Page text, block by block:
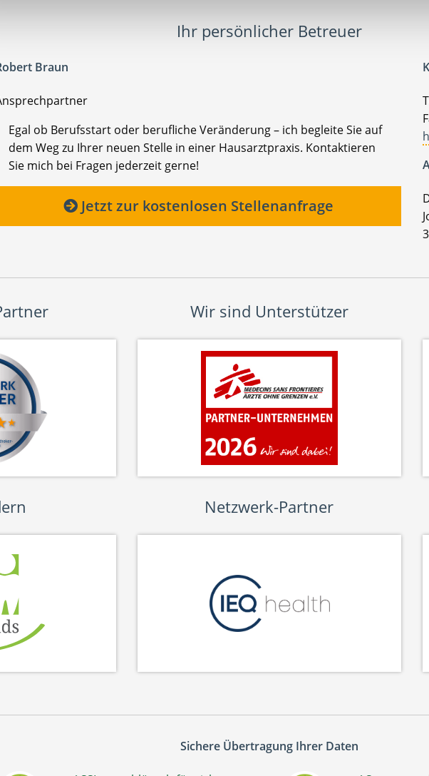
Ihr persönlicher Betreuer
Braun
Egal ob Berufsstart oder berufliche Veränderung – ich begleite Sie auf
dem Weg zu Ihrer neuen Stelle in einer Hausarztpraxis. Kontaktieren
Sie mich bei Fragen jederzeit gerne!
Jetzt zur kostenlosen Stellenanfrage
Wir sind Unterstützer
Netzwerk-Partner
Sichere Übertragung Ihrer Daten